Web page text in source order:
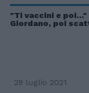
"Ti vaccini e poi..."
Giordano, poi
28 luglio 2021